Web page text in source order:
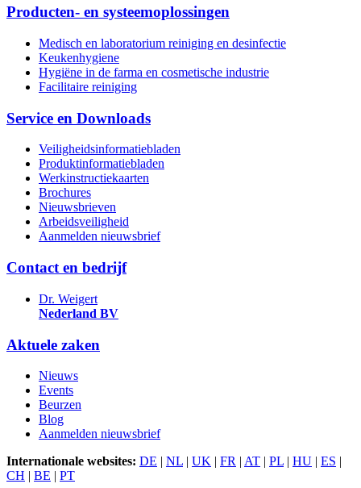
Producten- en systeemoplossingen
Medisch en laboratorium reiniging en desinfectie
Keukenhygiene
Hygiëne in de farma en cosmetische industrie
Facilitaire reiniging
Service en Downloads
Veiligheidsinformatiebladen
Produktinformatiebladen
Werkinstructiekaarten
Brochures
Nieuwsbrieven
Arbeidsveiligheid
Aanmelden nieuwsbrief
Contact en bedrijf
Dr. Weigert
Nederland BV
Aktuele zaken
Nieuws
Events
Beurzen
Blog
Aanmelden nieuwsbrief
Internationale websites: DE | NL | UK | FR | AT | PL | HU | ES |
CH | BE | PT